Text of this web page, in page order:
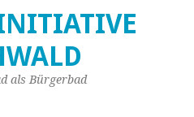
als Bürgerbad